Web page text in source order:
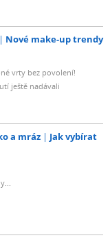
Nové make-up trendy
vrty bez povolení!
ještě nadávali
a mráz
Jak vybírat